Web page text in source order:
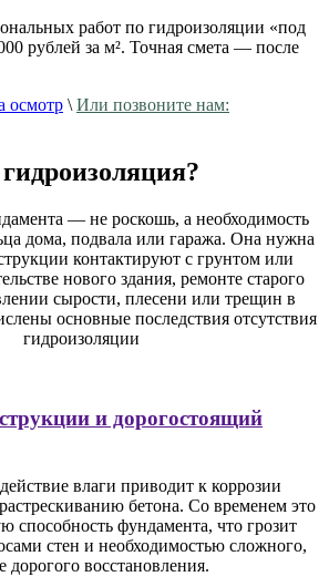
работ по гидроизоляции «под
рублей за м². Точная смета — после
осмотр \ Или позвоните нам:
— не роскошь, а необходимость
дома, подвала или гаража. Она нужна
контактируют с грунтом или
нового здания, ремонте старого
сырости, плесени или трещин в
основные последствия отсутствия
гидроизоляции
и дорогостоящий
влаги приводит к коррозии
бетона. Со временем это
способность фундамента, что грозит
стен и необходимостью сложного,
дорогого восстановления.